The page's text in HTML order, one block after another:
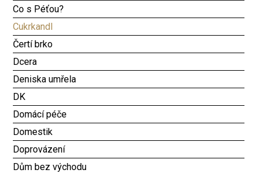
Co s Péťou?
Cukrkandl
Čertí brko
Dcera
Deniska umřela
DK
Domácí péče
Domestik
Doprovázení
Dům bez východu